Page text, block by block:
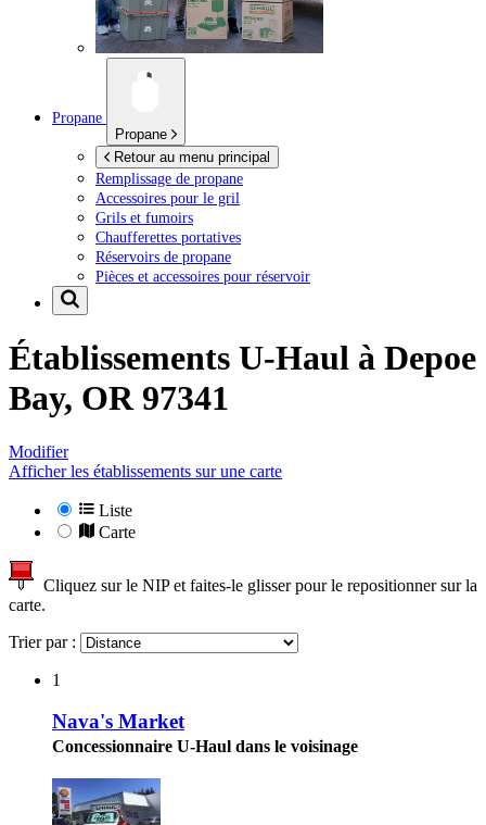
Propane
Propane
Retour au menu principal
Remplissage de propane
Accessoires pour le gril
Grils et fumoirs
Chaufferettes portatives
Réservoirs de propane
Pièces et accessoires pour réservoir
Établissements U-Haul à Depoe
Bay, OR 97341
Modifier
Afficher les établissements sur une carte
Liste
Carte
Cliquez sur le NIP et faites-le glisser pour le repositionner sur la
carte.
Trier par :
1
Nava's Market
Concessionnaire U-Haul dans le voisinage